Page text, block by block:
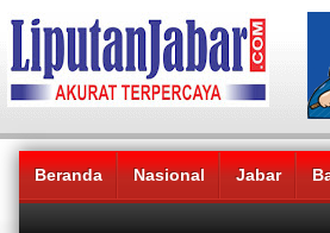
Beranda Nasional Jabar